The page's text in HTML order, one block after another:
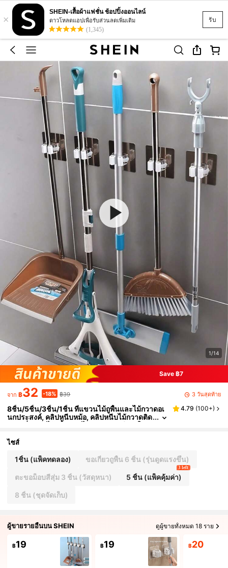
รับ
×
SHEIN-เสื้อผ้าแฟชั่น ช้อปปิ้งออนไลน์
ดาวโหลดแอปเพื่อรับส่วนลดเพิ่มเติม
(1,345)
1/14
Save ฿7
จาก ฿32 -18% ฿39 3 วันสุดท้าย
8ชิ้น/5ชิ้น/3ชิ้น/1ชิ้น ที่แขวนไม้ถูพื้นและไม้กวาดอเ
นกประสงค์, คลิปหนีบหม้อ, คลิปหนีบไม้กวาดติด
ดตั้งง่าย, ดีไซน์มินิมอล, ตะขอแขวนใช้งานได้จริง, ข
4.79 (100+)
ไซส์
1ชิ้น (แพ็คทดลอง) ขอเกี่ยวถูพื้น 6 ชิ้น (รุ่นดูดแรงขึ้น)
ตะขอม็อบสีสุ่ม 3 ชิ้น (วัสดุหนา) 5 ชิ้น (แพ็คคุ้มค่า)
3 left
8 ชิ้น (ชุดจัดเก็บ)
ผู้ขายรายอื่นบน SHEIN ดูผู้ขายทั้งหมด 18 ราย
฿19 ฿19 ฿20